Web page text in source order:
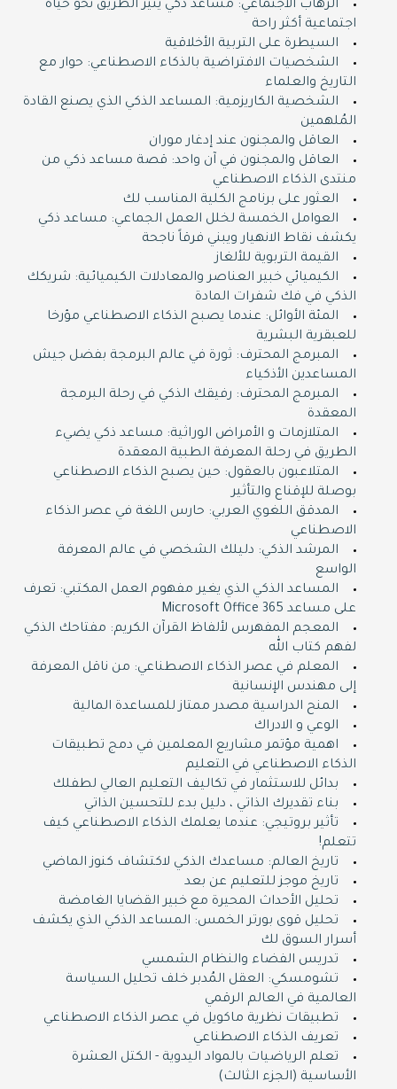
الرهاب الاجتماعي: مساعد ذكي ينير الطريق نحو حياة
اجتماعية أكثر راحة
السيطرة على التربية الأخلاقية
الشخصيات الافتراضية بالذكاء الاصطناعي: حوار مع
التاريخ والعلماء
الشخصية الكاريزمية: المساعد الذكي الذي يصنع القادة
المُلهمين
العاقل والمجنون عند إدغار موران
العاقل والمجنون في آن واحد: قصة مساعد ذكي من
منتدى الذكاء الاصطناعي
العثور على برنامج الكلية المناسب لك
العوامل الخمسة لخلل العمل الجماعي: مساعد ذكي
يكشف نقاط الانهيار ويبني فرقاً ناجحة
القيمة التربوية للألغاز
الكيميائي خبير العناصر والمعادلات الكيميائية: شريكك
الذكي في فك شفرات المادة
المئة الأوائل: عندما يصبح الذكاء الاصطناعي مؤرخا
للعبقرية البشرية
المبرمج المحترف: ثورة في عالم البرمجة بفضل جيش
المساعدين الأذكياء
المبرمج المحترف: رفيقك الذكي في رحلة البرمجة
المعقدة
المتلازمات و الأمراض الوراثية: مساعد ذكي يضيء
الطريق في رحلة المعرفة الطبية المعقدة
المتلاعبون بالعقول: حين يصبح الذكاء الاصطناعي
بوصلة للإقناع والتأثير
المدقق اللغوي العربي: حارس اللغة في عصر الذكاء
الاصطناعي
المرشد الذكي: دليلك الشخصي في عالم المعرفة
الواسع
المساعد الذكي الذي يغير مفهوم العمل المكتبي: تعرف
على مساعد Microsoft Office 365
المعجم المفهرس لألفاظ القرآن الكريم: مفتاحك الذكي
لفهم كتاب الله
المعلم في عصر الذكاء الاصطناعي: من ناقل المعرفة
إلى مهندس الإنسانية
المنح الدراسية مصدر ممتاز للمساعدة المالية
الوعي و الادراك
اهمية مؤتمر مشاريع المعلمين في دمج تطبيقات
الذكاء الاصطناعي في التعليم
بدائل للاستثمار في تكاليف التعليم العالي لطفلك
بناء تقديرك الذاتي ، دليل بدء للتحسين الذاتي
تأثير بروتيجي: عندما يعلمك الذكاء الاصطناعي كيف
تتعلم!
تاريخ العالم: مساعدك الذكي لاكتشاف كنوز الماضي
تاريخ موجز للتعليم عن بعد
تحليل الأحداث المحيرة مع خبير القضايا الغامضة
تحليل قوى بورتر الخمس: المساعد الذكي الذي يكشف
أسرار السوق لك
تدريس الفضاء والنظام الشمسي
تشومسكي: العقل المُدبر خلف تحليل السياسة
العالمية في العالم الرقمي
تطبيقات نظرية ماكويل في عصر الذكاء الاصطناعي
تعريف الذكاء الاصطناعي
تعلم الرياضيات بالمواد اليدوية - الكتل العشرة
الأساسية (الجزء الثالث)